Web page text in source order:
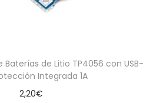
de Litio TP4056 con USB-
Integrada 1A
2,20€